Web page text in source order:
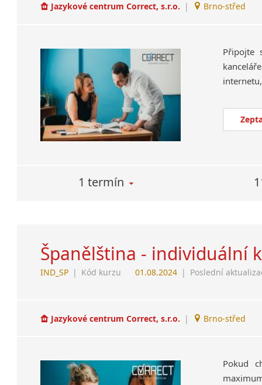
Jazykové centrum Correct, s.r.o. | Brno-střed
Připojte
1 termín
Španělština - individuální
IND_SP | Kód kurzu 01.08.2024 | Poslední
Jazykové centrum Correct, s.r.o. | Brno-střed
Pokud